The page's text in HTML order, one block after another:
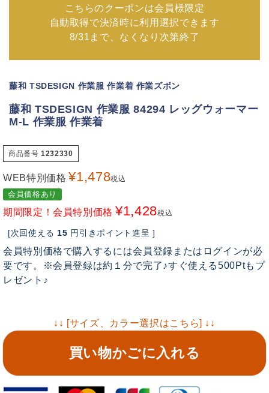
こちらのクーポンは会員様限定
自動取得で決済時に利用選択できます
8/31まで、なくなり次第終了
藤和 TSDESIGN 作業服 作業着 作業ズボン
藤和 TSDESIGN 作業服 84294 レッグウォーマー
M-L 作業服 作業着
商品番号 1232330
WEB特別価格 ¥1,478税込
会員価格あり
期間限定！会員特別価格 ¥1,428税込
[次回使える 15 円引きポイント進呈 ]
会員特別価格で購入するには会員登録またはログインが必
要です。※会員登録は約１分で完了♪すぐ使える500Ptもプ
レゼント♪
↓↓ [サイズ、カラー選択はこちら] ↓↓
買い物かごに入れる